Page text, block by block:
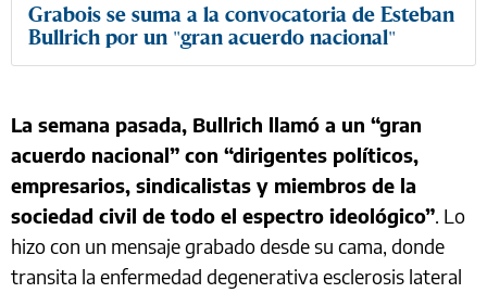
Grabois se suma a la convocatoria de Esteban
Bullrich por un "gran acuerdo nacional"
La semana pasada, Bullrich llamó a un “gran
acuerdo nacional” con “dirigentes políticos,
empresarios, sindicalistas y miembros de la
sociedad civil de todo el espectro ideológico”. Lo
hizo con un mensaje grabado desde su cama, donde
transita la enfermedad degenerativa esclerosis lateral